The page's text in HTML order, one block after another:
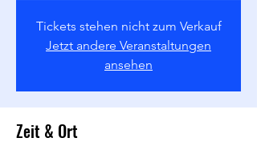
Tickets stehen nicht zum Verkauf
Jetzt andere Veranstaltungen
ansehen
Zeit & Ort